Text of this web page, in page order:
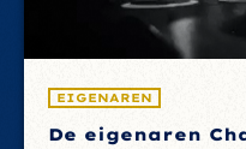
EIGENAREN
De eigenaren